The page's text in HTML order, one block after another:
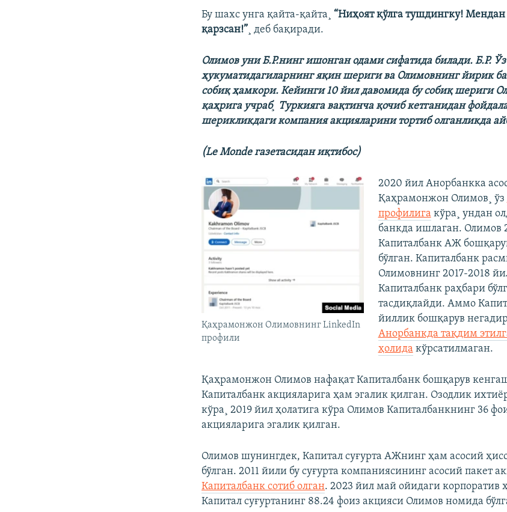
Бу шахс унга қайта-қайта¸“Ниҳоят қўлга тушдингку!
қарзсан!”¸ деб бақиради.
Олимов уни Б.Р.нинг ишонган одами сифатида билади. Б.Р.
ҳукуматидагиларнинг яқин шериги ва Олимовнинг йирик
собиқ ҳамкори. Кейинги 10 йил давомида бу собиқ шериги
қаҳрига учраб¸ Туркияга вақтинча қочиб кетганидан
шерикликдаги компания акцияларини тортиб олганликда
(Le Monde газетасидан иқтибос)
Қаҳрамонжон Олимовнинг LinkedIn
профили
2020 йил Анорбанкка
Қаҳрамонжон Олимов¸ ўз
профилига кўра¸ ундан
банкда ишлаган. Олимов
Капиталбанк АЖ
бўлган. Капиталбанк
Олимовнинг 2017-2018
Капиталбанк раҳбари
тасдиқлайди. Аммо
йиллик бошқарув
Анорбанкда тақдим
ҳолида кўрсатилмаган.
Қаҳрамонжон Олимов нафақат Капиталбанк бошқарув
Капиталбанк акцияларига ҳам эгалик қилган. Озодлик
кўра¸ 2019 йил ҳолатига кўра Олимов Капиталбанкнинг 36
акцияларига эгалик қилган.
Олимов шунингдек, Капитал суғурта АЖнинг ҳам асосий
бўлган. 2011 йили бу суғурта компаниясининг асосий пакет
Капиталбанк сотиб олган. 2023 йил май ойидаги корпоратив
Капитал суғуртанинг 88.24 фоиз акцияси Олимов номида